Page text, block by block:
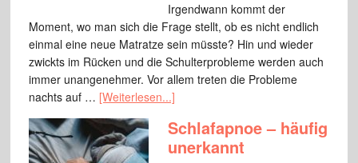
Irgendwann kommt der
Moment, wo man sich die Frage stellt, ob es nicht endlich
einmal eine neue Matratze sein müsste? Hin und wieder
zwickts im Rücken und die Schulterprobleme werden auch
immer unangenehmer. Vor allem treten die Probleme
nachts auf … [Weiterlesen...]
Schlafapnoe – häufig
unerkannt